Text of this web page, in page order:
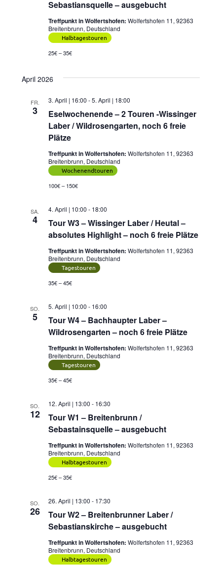
Sebastiansquelle – ausgebucht
Treffpunkt in Wolfertshofen: Wolfertshofen 11, 92363
Breitenbrunn, Deutschland
Halbtagestouren
25€ – 35€
April 2026
FR.
3
Eselwochenende – 2 Touren -Wissinger
Laber / Wildrosengarten, noch 6 freie
Plätze
3. April | 16:00 -5. April | 18:00
Treffpunkt in Wolfertshofen: Wolfertshofen 11, 92363
Breitenbrunn, Deutschland
Wochenendtouren
100€ – 150€
SA.
4
Tour W3 – Wissinger Laber / Heutal –
absolutes Highlight – noch 6 freie Plätze
4. April | 10:00 - 18:00
Treffpunkt in Wolfertshofen: Wolfertshofen 11, 92363
Breitenbrunn, Deutschland
Tagestouren
35€ – 45€
SO.
5
Tour W4 – Bachhaupter Laber –
Wildrosengarten – noch 6 freie Plätze
5. April | 10:00 - 16:00
Treffpunkt in Wolfertshofen: Wolfertshofen 11, 92363
Breitenbrunn, Deutschland
Tagestouren
35€ – 45€
SO.
12
Tour W1 – Breitenbrunn /
Sebastainsquelle – ausgebucht
12. April | 13:00 - 16:30
Treffpunkt in Wolfertshofen: Wolfertshofen 11, 92363
Breitenbrunn, Deutschland
Halbtagestouren
25€ – 35€
SO.
26
Tour W2 – Breitenbrunner Laber /
Sebastianskirche – ausgebucht
26. April | 13:00 - 17:30
Treffpunkt in Wolfertshofen: Wolfertshofen 11, 92363
Breitenbrunn, Deutschland
Halbtagestouren